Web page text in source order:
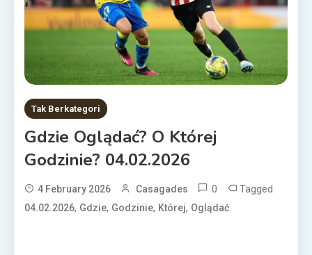
Tak Berkategori
Gdzie Oglądać? O Której
Godzinie? 04.02.2026
4 February 2026 Casagades 0 Tagged
04.02.2026, Gdzie, Godzinie, Której, Oglądać